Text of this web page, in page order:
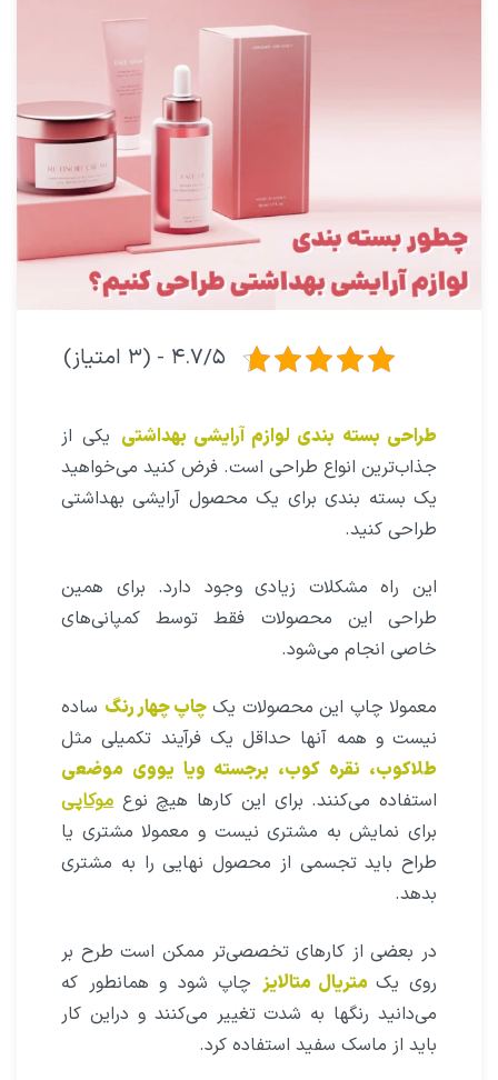
۴.۷/۵ - (۳ امتیاز)
طراحی بسته بندی لوازم آرایشی بهداشتی یکی از
جذاب‌ترین انواع طراحی است. فرض کنید می‌خواهید
یک بسته بندی برای یک محصول آرایشی بهداشتی
طراحی کنید.
این راه مشکلات زیادی وجود دارد. برای همین
طراحی این محصولات فقط توسط کمپانی‌های
خاصی انجام می‌شود.
معمولا چاپ این محصولات یکچاپ چهار رنگ ساده
نیست و همه آنها حداقل یک فرآیند تکمیلی مثل
طلاکوب، نقره کوب، برجسته ویا یووی موضعی
استفاده می‌کنند. برای این کارها هیچ نوع موکاپی
برای نمایش به مشتری نیست و معمولا مشتری یا
طراح باید تجسمی از محصول نهایی را به مشتری
بدهد.
در بعضی از کارهای تخصصی‌تر ممکن است طرح بر
روی یک متریال متالایز چاپ شود و همانطور که
می‌دانید رنگها به شدت تغییر می‌کنند و دراین کار
باید از ماسک سفید استفاده کرد.